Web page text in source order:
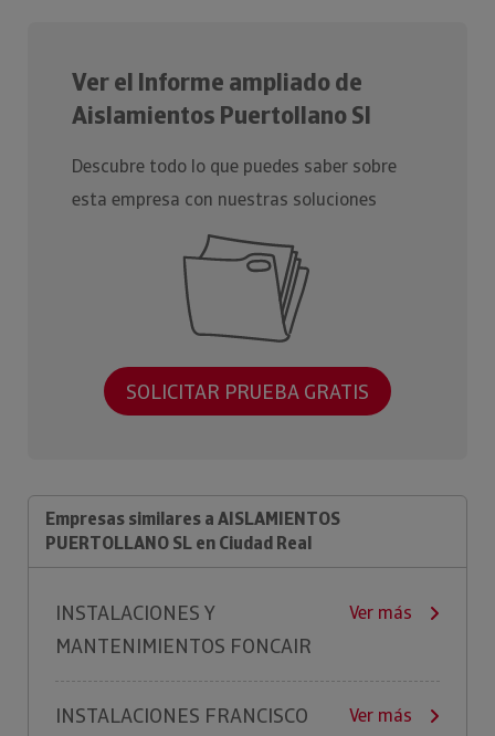
Ver el Informe ampliado de
Aislamientos Puertollano Sl
Descubre todo lo que puedes saber sobre
esta empresa con nuestras soluciones
SOLICITAR PRUEBA GRATIS
Empresas similares a AISLAMIENTOS
PUERTOLLANO SL en Ciudad Real
INSTALACIONES Y
MANTENIMIENTOS FONCAIR
Ver más
INSTALACIONES FRANCISCO
Ver más